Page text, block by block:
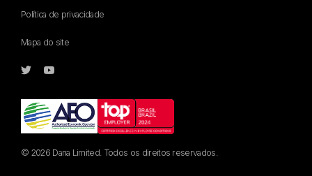
Política de privacidade
Mapa do site
© 2026 Dana Limited. Todos os direitos reservados.